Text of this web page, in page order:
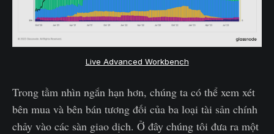
Live Advanced Workbench
Trong tầm nhìn ngắn hạn hơn, chúng ta có thể xem xét
bên mua và bên bán tương đối của ba loại tài sản chính
chảy vào các sàn giao dịch. Ở đây chúng tôi đưa ra một